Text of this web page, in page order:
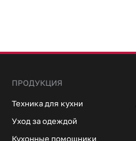
ПРОДУКЦИЯ
Техника для кухни
Уход за одеждой
Кухонные помощники